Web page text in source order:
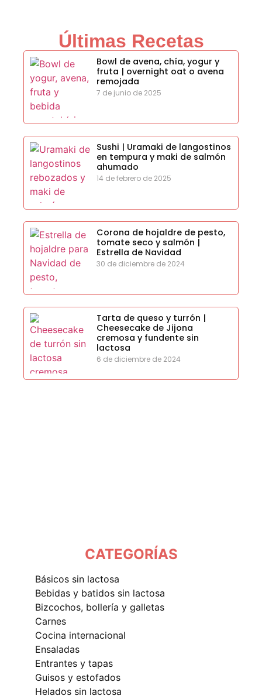
Últimas Recetas
Bowl de avena, chía, yogur y
fruta | overnight oat o avena
remojada
7 de junio de 2025
Sushi | Uramaki de langostinos
en tempura y maki de salmón
ahumado
14 de febrero de 2025
Corona de hojaldre de pesto,
tomate seco y salmón |
Estrella de Navidad
30 de diciembre de 2024
Tarta de queso y turrón |
Cheesecake de Jijona
cremosa y fundente sin
lactosa
6 de diciembre de 2024
CATEGORÍAS
básicos sin lactosa
bebidas y batidos sin lactosa
bizcochos, bollería y galletas
carnes
cocina internacional
ensaladas
entrantes y tapas
guisos y estofados
helados sin lactosa